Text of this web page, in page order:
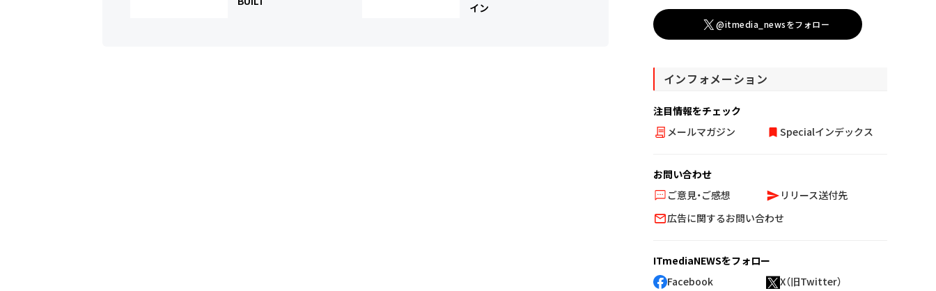
イン
@itmedia_newsをフォロー
インフォメーション
注目情報をチェック
メールマガジン
Specialインデックス
お問い合わせ
ご意見・ご感想
リリース送付先
広告に関するお問い合わせ
ITmediaNEWSをフォロー
Facebook
X（旧Twitter）